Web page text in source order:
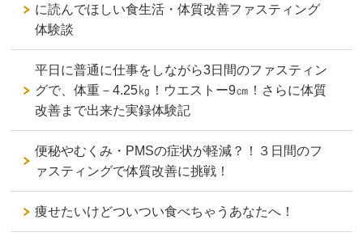
に読んでほしい食生活・体質改善ファスティング
体験談
平日に普通に仕事をしながら3日間のファスティン
グで、体重－4.25㎏！ウエストー9㎝！さらに体質
改善まで出来た実録体験記
便秘やむくみ・PMSの症状が軽減？！３日間のフ
ァスティングで体質改善に挑戦！
痩せたいけどついつい食べちゃうあなたへ！